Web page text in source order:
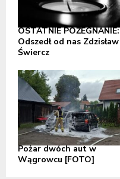
OSTATNIE POŻEGNANIE:
Odszedł od nas Zdzisław
Świercz
Pożar dwóch aut w
Wągrowcu [FOTO]